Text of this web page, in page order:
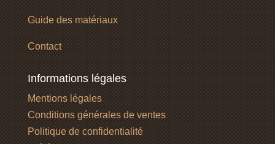
Guide des matériaux
Contact
Informations légales
Mentions légales
Conditions générales de ventes
Politique de confidentialité